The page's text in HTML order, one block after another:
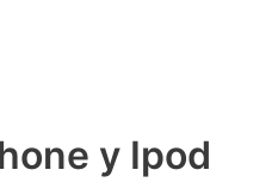
y Ipod